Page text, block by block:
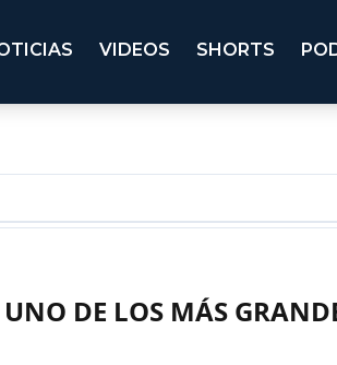
VIDEOS SHORTS
DE LOS MÁS